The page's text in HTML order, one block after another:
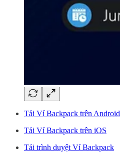
Tải Ví Backpack trên Android
Tải Ví Backpack trên iOS
Tải trình duyệt Ví Backpack